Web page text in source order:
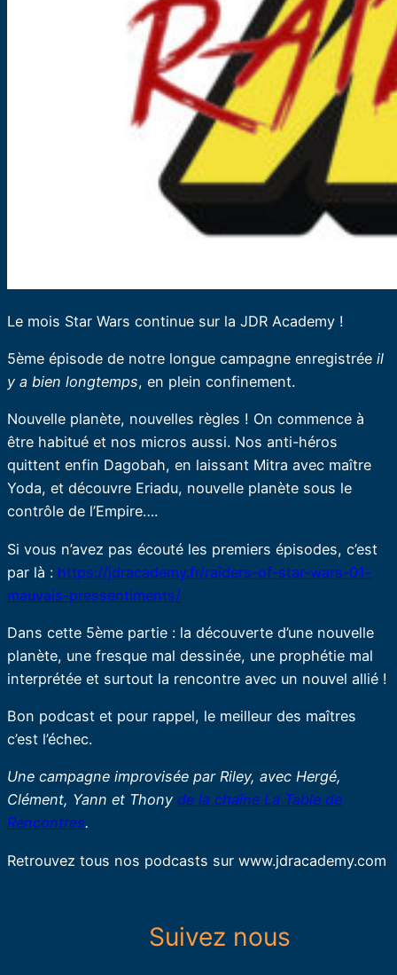
Le mois Star Wars continue sur la JDR Academy !
5ème épisode de notre longue campagne enregistrée il
y a bien longtemps, en plein confinement.
Nouvelle planète, nouvelles règles ! On commence à
être habitué et nos micros aussi. Nos anti-héros
quittent enfin Dagobah, en laissant Mitra avec maître
Yoda, et découvre Eriadu, nouvelle planète sous le
contrôle de l’Empire….
Si vous n’avez pas écouté les premiers épisodes, c’est
par là : https://jdracademy.fr/raiders-of-star-wars-01-
mauvais-pressentiments/
Dans cette 5ème partie : la découverte d’une nouvelle
planète, une fresque mal dessinée, une prophétie mal
interprétée et surtout la rencontre avec un nouvel allié !
Bon podcast et pour rappel, le meilleur des maîtres
c’est l’échec.
Une campagne improvisée par Riley, avec Hergé,
Clément, Yann et Thony de la chaîne La Table de
Rencontres.
Retrouvez tous nos podcasts sur www.jdracademy.com
Suivez nous